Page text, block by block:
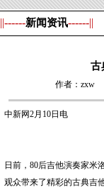
||------新闻资讯------||
古
作者：zxw
中新网2月10日电
日前，80后吉他演奏家米
观众带来了精彩的古典吉